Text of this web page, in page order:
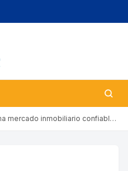
Impulsa Mara Lezama mercado inmobiliario confiable con más de 4 …